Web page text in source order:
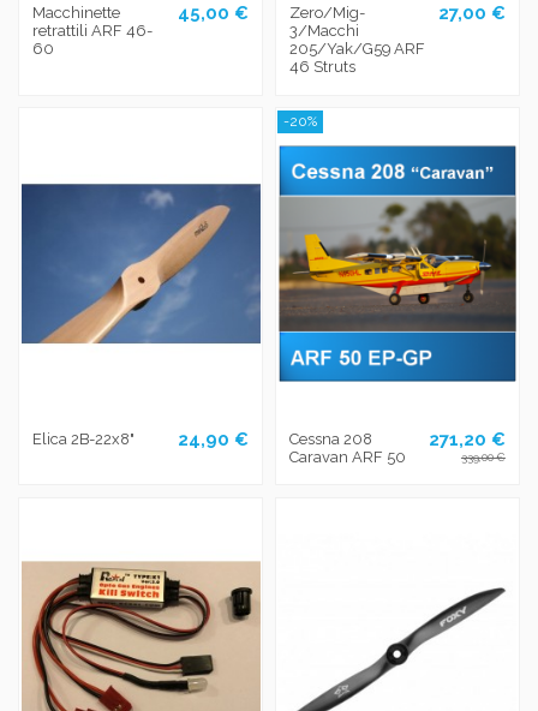
Macchinette
retrattili ARF 46-
60
45,00 €
Zero/Mig-
3/Macchi
205/Yak/G59 ARF
46 Struts
27,00 €
Elica 2B-22x8" 24,90 €
-20%
Cessna 208
Caravan ARF 50
271,20 €
339,00 €